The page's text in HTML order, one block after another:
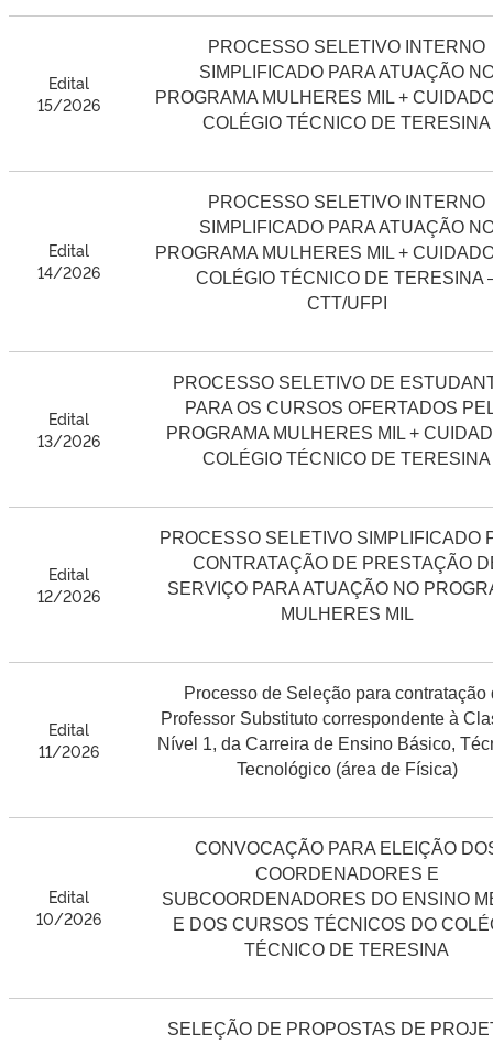
Edital
15/2026
PROCESSO SELETIVO INTERNO
SIMPLIFICADO PARA ATUAÇÃO
PROGRAMA MULHERES MIL +
COLÉGIO TÉCNICO DE TERESINA
Edital
14/2026
PROCESSO SELETIVO INTERNO
SIMPLIFICADO PARA ATUAÇÃO
PROGRAMA MULHERES MIL +
COLÉGIO TÉCNICO DE TERESINA
CTT/UFPI
Edital
13/2026
PROCESSO SELETIVO DE
PARA OS CURSOS OFERTADOS
PROGRAMA MULHERES MIL +
COLÉGIO TÉCNICO DE TERESINA
Edital
12/2026
PROCESSO SELETIVO SIMPLIFICADO
CONTRATAÇÃO DE PRESTAÇÃO
SERVIÇO PARA ATUAÇÃO NO
MULHERES MIL
Edital
11/2026
Processo de Seleção para contratação
Professor Substituto correspondente à
Nível 1, da Carreira de Ensino Básico,
Tecnológico (área de Física)
Edital
10/2026
CONVOCAÇÃO PARA ELEIÇÃO
COORDENADORES E
SUBCOORDENADORES DO ENSINO
E DOS CURSOS TÉCNICOS DO
TÉCNICO DE TERESINA
SELEÇÃO DE PROPOSTAS DE